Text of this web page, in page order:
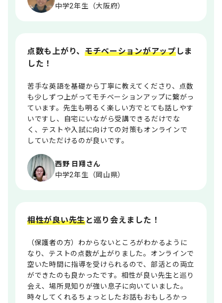
中学2年生（大阪府）
西野 日翔さん
中学2年生（岡山県）
点数も上がり、 モチベーションがアップしま
した！
苦手な英語を基礎から丁寧に教えてくださり、点数
も少しずつ上がってモチベーションアップに繋がっ
ています。先生も明るく楽しい方でとても話しやす
いですし、自宅にいながら受講できるだけでな
く、テストや入試に向けての対策もオンラインで
していただけるのが良いです。
相性が良い先生と巡り会えました！
（保護者の方）わからないところがわかるように
なり、テストの点数が上がりました。オンラインで
空いた時間に指導を受けられるので、部活との両立
ができたのも良かったです。相性が良い先生と巡り
会え、場所見知りが強い息子に向いていました。
時々してくれるちょっとしたお話もおもしろかっ